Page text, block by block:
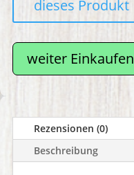
weiter Einkaufen
Rezensionen (0)
Beschreibung